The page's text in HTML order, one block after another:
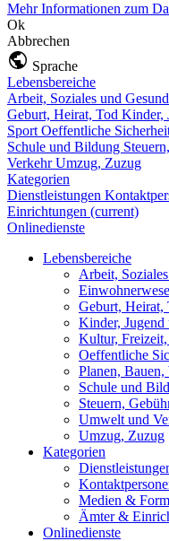
Mehr Informationen zum
Ok
Abbrechen
Sprache
Lebensbereiche
Arbeit, Soziales und
Geburt, Heirat, Tod Kinder,
Sport Oeffentliche
Schule und Bildung
VerkehrUmzug, Zuzug
Kategorien
Dienstleistungen
Einrichtungen (current)
Onlinedienste
Lebensbereiche
Arbeit,
Geburt, Heirat,
Kinder,
Kultur,
Oeffentliche
Planen, Bauen,
Schule und
Steuern,
Umwelt und
Umzug, Zuzug
Kategorien
Medien &
Ämter &
Onlinedienste